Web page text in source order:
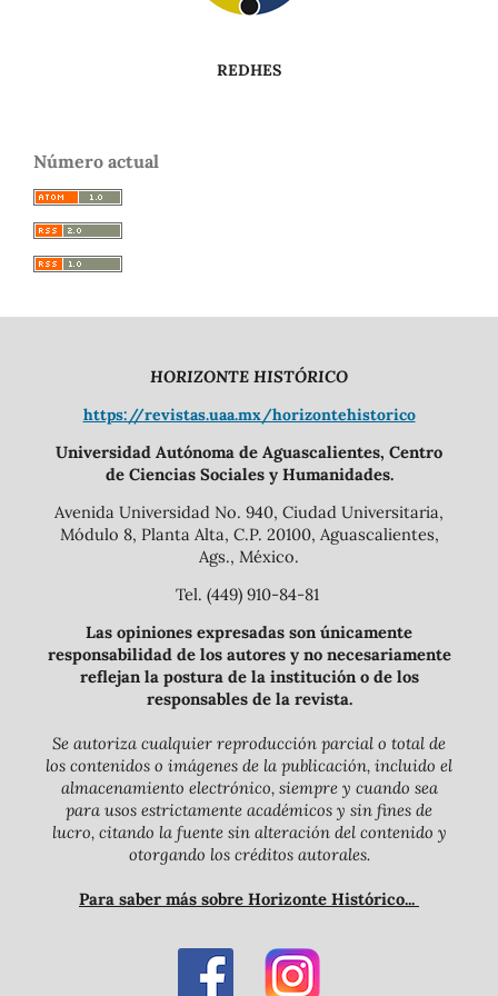
REDHES
Número actual
HORIZONTE HISTÓRICO
https://revistas.uaa.mx/horizontehistorico
Universidad Autónoma de Aguascalientes, Centro
de Ciencias Sociales y Humanidades.
Avenida Universidad No. 940, Ciudad Universitaria,
Módulo 8, Planta Alta, C.P. 20100, Aguascalientes,
Ags., México.
Tel. (449) 910-84-81
Las opiniones expresadas son únicamente
responsabilidad de los autores y no necesariamente
reflejan la postura de la institución o de los
responsables de la revista.
Se autoriza cualquier reproducción parcial o total de
los contenidos o imágenes de la publicación, incluido el
almacenamiento electrónico, siempre y cuando sea
para usos estrictamente académicos y sin fines de
lucro, citando la fuente sin alteración del contenido y
otorgando los créditos autorales.
Para saber más sobre Horizonte Histórico...